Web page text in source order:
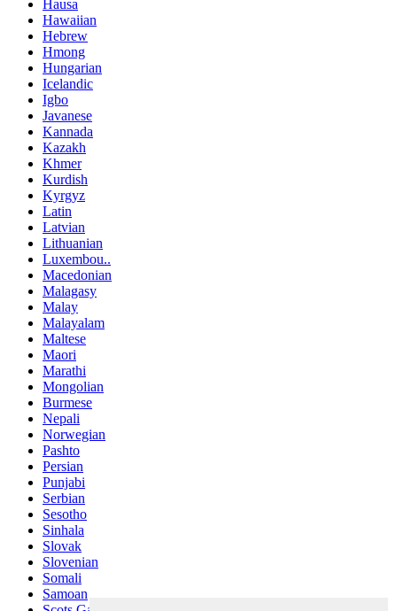
Hausa
Hawaiian
Hebrew
Hmong
Hungarian
Icelandic
Igbo
Javanese
Kannada
Kazakh
Khmer
Kurdish
Kyrgyz
Latin
Latvian
Lithuanian
Luxembou..
Macedonian
Malagasy
Malay
Malayalam
Maltese
Maori
Marathi
Mongolian
Burmese
Nepali
Norwegian
Pashto
Persian
Punjabi
Serbian
Sesotho
Sinhala
Slovak
Slovenian
Somali
Samoan